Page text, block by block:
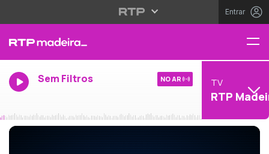
Entrar
Sem Filtros NO AR TV
RTP